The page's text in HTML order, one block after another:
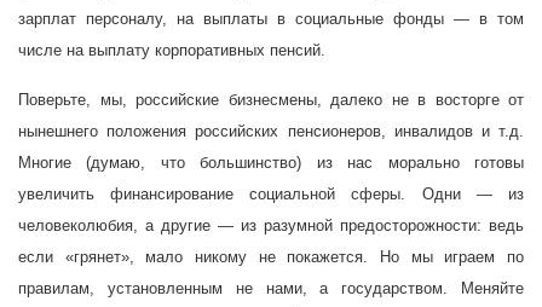
зарплат персоналу, на выплаты в социальные фонды — в том
числе на выплату корпоративных пенсий.
Поверьте, мы, российские бизнесмены, далеко не в восторге от
нынешнего положения российских пенсионеров, инвалидов и т.д.
Многие (думаю, что большинство) из нас морально готовы
увеличить финансирование социальной сферы. Одни — из
человеколюбия, а другие — из разумной предосторожности: ведь
если «грянет», мало никому не покажется. Но мы играем по
правилам, установленным не нами, а государством. Меняйте